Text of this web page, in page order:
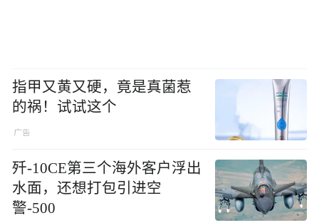
指甲又黄又硬，竟是真菌惹
的祸！试试这个
歼-10CE第三个海外客户浮出
水面，还想打包引进空
警-500